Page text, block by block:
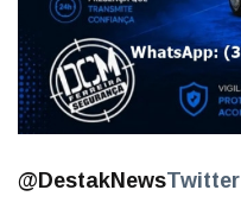
@DestakNewsTwitter